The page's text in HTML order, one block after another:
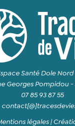
Santé Dole Nord
Georges Pompidou -
07 85 93 87 55
légales|